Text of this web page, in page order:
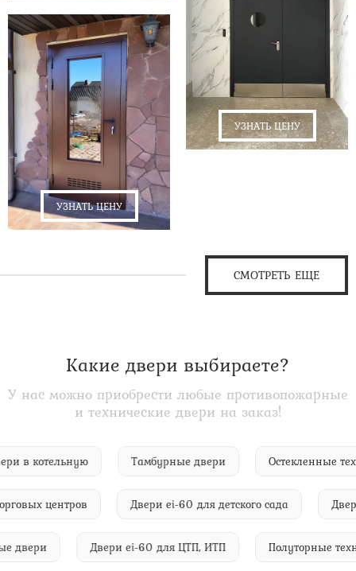
УЗНАТЬ ЦЕНУ
УЗНАТЬ ЦЕНУ
СМОТРЕТЬ ЕЩЕ
Какие двери выбираете?
У нас можно приобрести любые противопожарные
и технические двери на заказ!
двери в котельную Тамбурные двери
центров Двери ei-60 для детского сада Двери
двери Двери ei-60 для ЦТП, ИТП Полуторные